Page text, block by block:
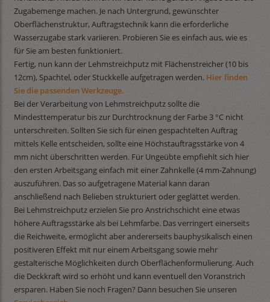
Zugabemenge machen. Je nach Untergrund, gewünschter
Oberflächenstruktur, Auftragstechnik kann die erforderliche
Wasserzugabe stark variieren. Probieren Sie es einfach aus, wie es
für Sie am besten funktioniert.
Fertig, nun kann der Lehmstreichputz mit Flächenstreicher (10 bis
12cm), Spachtel, oder Stuckkelle aufgetragen werden. Hier finden
Sie die passenden Werkzeuge.
Bei der Verarbeitung von Lehmstreichputz sollte die
Mindesttemperatur bis zur Durchtrocknung der Farbe 3 °C nicht
unterschreiten. Sollten Sie sich für einen gespachtelten Auftrag
mittels Kelle entscheiden, sollte eine Höchstauftragsstärke von 4
mm nicht überschritten werden. Für Ungeübte empfiehlt sich hier
den ersten Arbeitsgang einfach mit einer Zahnkelle (4 mm-Zahnung)
auszuführen. Das so aufgetragene Material kann daran
anschließend nach Belieben strukturiert oder geglättet werden.
Bei Lehmstreichputz erzielen Sie pro Anstrichschicht eine etwas
höhere Auftragsstärke als bei Lehmfarbe. Das verringert einerseits
die Reichweite, ermöglicht aber andererseits bauphysikalisch einen
positiveren Effekt mit nur einem Arbeitsgang sowie mehr
gestalterische Möglichkeiten durch Oberflächenformulierung. Auch
die Deckkraft wird so erhöht und kann eventuell den Voranstrich
ersparen. Haben Sie noch Fragen? Dann besuchen Sie unseren